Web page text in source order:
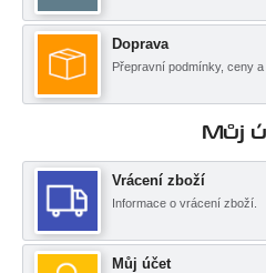
Doprava
Přepravní podmínky, ceny
Můj
Vrácení zboží
Informace o vrácení zboží.
Můj účet